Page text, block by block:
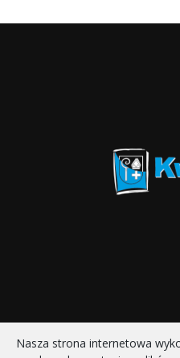
Nasza strona internetowa